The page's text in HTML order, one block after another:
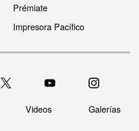
Prémiate
Impresora Pacífico
Videos Galerías